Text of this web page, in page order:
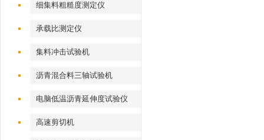
细集料粗糙度测定仪
承载比测定仪
集料冲击试验机
沥青混合料三轴试验机
电脑低温沥青延伸度试验仪
高速剪切机